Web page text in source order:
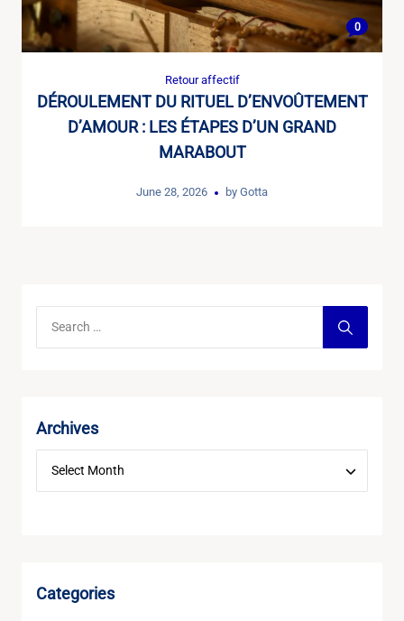
0
Retour affectif
DÉROULEMENT DU RITUEL D’ENVOÛTEMENT
D’AMOUR : LES ÉTAPES D’UN GRAND
MARABOUT
June 28, 2026 by Gotta
Archives
Categories